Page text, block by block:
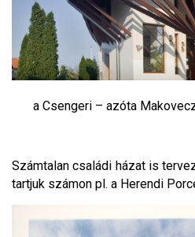
a Csengeri – azóta
Számtalan családi házat is
tartjuk számon pl. a Herendi